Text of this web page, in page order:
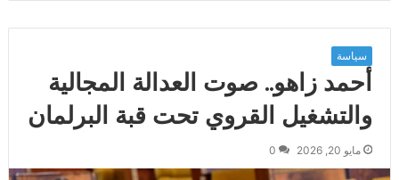
سياسة
أحمد زاهو.. صوت العدالة المجالية
والتشغيل القروي تحت قبة البرلمان
مايو 20, 2026 0